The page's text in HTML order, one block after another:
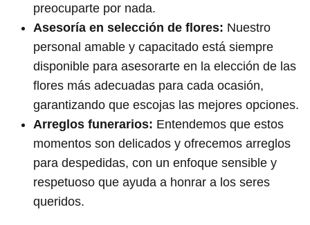
preocuparte por nada.
Asesoría en selección de flores: Nuestro
personal amable y capacitado está siempre
disponible para asesorarte en la elección de las
flores más adecuadas para cada ocasión,
garantizando que escojas las mejores opciones.
Arreglos funerarios: Entendemos que estos
momentos son delicados y ofrecemos arreglos
para despedidas, con un enfoque sensible y
respetuoso que ayuda a honrar a los seres
queridos.